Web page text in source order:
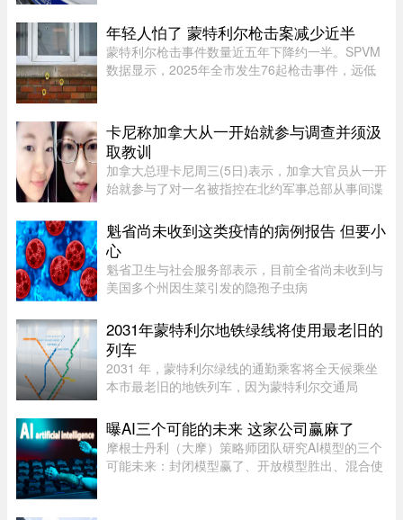
Bellefontaine、靠近avenue de ...
年轻人怕了 蒙特利尔枪击案减少近半
蒙特利尔枪击事件数量近五年下降约一半。SPVM
数据显示，2025年全市发生76起枪击事件，远低
到持枪犯罪可能面临严厉刑罚， ...
卡尼称加拿大从一开始就参与调查并须汲
取教训
加拿大总理卡尼周三(5日)表示，加拿大官员从一开
始就参与了对一名被指控在北约军事总部从事间谍
道，卡尼表示加拿大应该从这类事件中汲取教训，
但并未明确表示加拿大正在 ...
魁省尚未收到这类疫情的病例报告 但要小
心
魁省卫生与社会服务部表示，目前全省尚未收到与
美国多个州因生菜引发的隐孢子虫病
报告。这种由寄生虫引起的感染主要通过受污染的
食物或水传播，会导致水样腹泻、胃痉挛 ...
2031年蒙特利尔地铁绿线将使用最老旧的
列车
2031 年，蒙特利尔绿线的通勤乘客将全天候乘坐
本市最老旧的地铁列车，因为蒙特利尔交通局
六年后，当蓝线延长线通车时，STM 将把现代化
的 Azur 列车从绿线调往蓝线。作为 ...
曝AI三个可能的未来 这家公司赢麻了
摩根士丹利（大摩）策略师团队研究AI模型的三个
可能未来：封闭模型赢了、开放模型胜出、混合使